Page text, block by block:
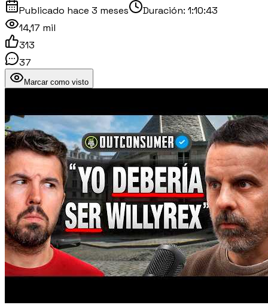
Publicado hace 3 meses Duración: 1:10:43
14,17 mil
313
37
Marcar como visto